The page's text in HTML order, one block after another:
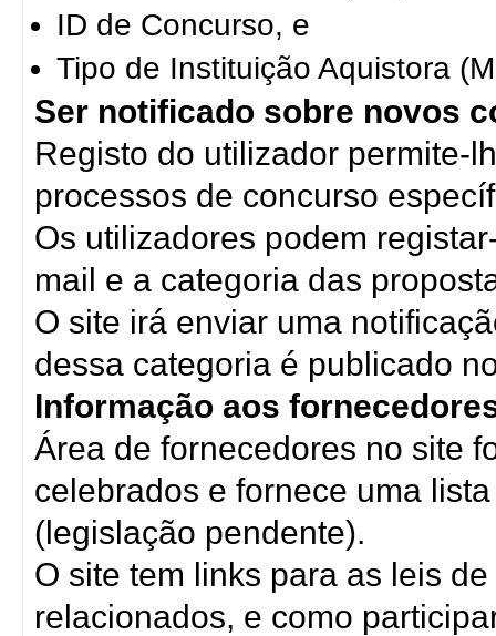
ID de Concurso, e
Tipo de Instituição Aquistora
Ser notificado sobre novos
Registo do utilizador permite-
processos de concurso
Os utilizadores podem
mail e a categoria das
O site irá enviar uma
dessa categoria é publicado
Informação aos
Área de fornecedores no site
celebrados e fornece uma
(legislação pendente).
O site tem links para as leis
relacionados, e como